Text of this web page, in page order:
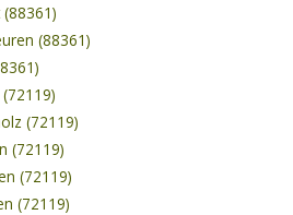
(88361)
(72119)
(72119)
(72119)
(72119)